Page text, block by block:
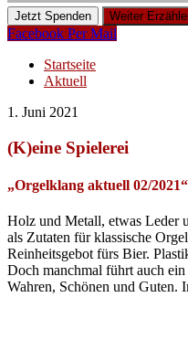
Jetzt Spenden Weiter
Facebook Per Mail
Startseite
Aktuell
1. Juni 2021
(K)eine Spielerei
„Orgelklang aktuell 02/
Holz und Metall, etwas Leder
als Zutaten für klassische
Reinheitsgebot fürs Bier.
Doch manchmal führt auch
Wahren, Schönen und Guten.